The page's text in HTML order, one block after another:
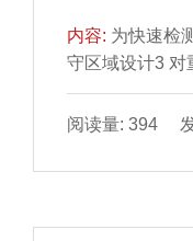
质，臭氧水浸
入新的风味物
了18 种可能产
其含量和气味分
内容: 为快速检
守区域设计3 对
（recombinase
引物和1 条核酸
实时RAA（
异性和稳定性
阅读量: 394